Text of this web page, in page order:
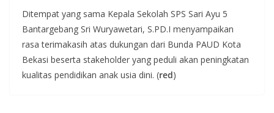
Ditempat yang sama Kepala Sekolah SPS Sari Ayu 5
Bantargebang Sri Wuryawetari, S.PD.I menyampaikan
rasa terimakasih atas dukungan dari Bunda PAUD Kota
Bekasi beserta stakeholder yang peduli akan peningkatan
kualitas pendidikan anak usia dini. (red)